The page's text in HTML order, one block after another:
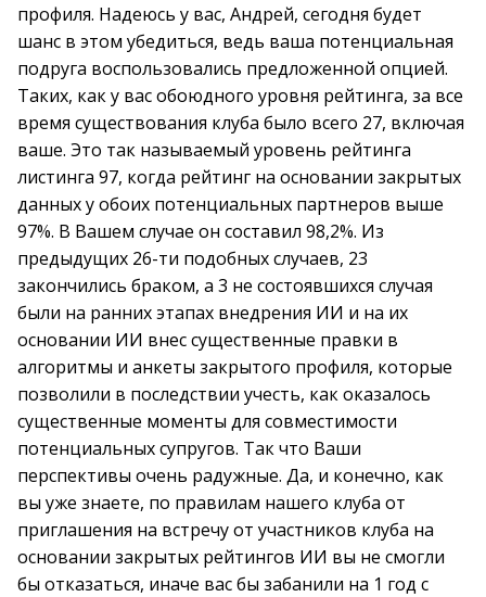
профиля. Надеюсь у вас, Андрей, сегодня будет
шанс в этом убедиться, ведь ваша потенциальная
подруга воспользовались предложенной опцией.
Таких, как у вас обоюдного уровня рейтинга, за все
время существования клуба было всего 27, включая
ваше. Это так называемый уровень рейтинга
листинга 97, когда рейтинг на основании закрытых
данных у обоих потенциальных партнеров выше
97%. В Вашем случае он составил 98,2%. Из
предыдущих 26-ти подобных случаев, 23
закончились браком, а 3 не состоявшихся случая
были на ранних этапах внедрения ИИ и на их
основании ИИ внес существенные правки в
алгоритмы и анкеты закрытого профиля, которые
позволили в последствии учесть, как оказалось
существенные моменты для совместимости
потенциальных супругов. Так что Ваши
перспективы очень радужные. Да, и конечно, как
вы уже знаете, по правилам нашего клуба от
приглашения на встречу от участников клуба на
основании закрытых рейтингов ИИ вы не смогли
бы отказаться, иначе вас бы забанили на 1 год с